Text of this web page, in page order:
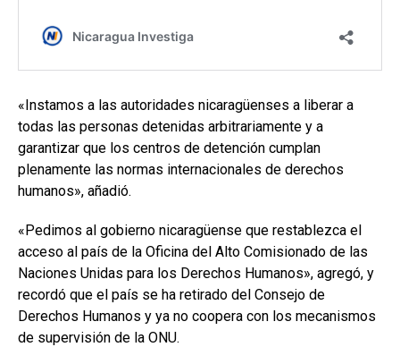
«Instamos a las autoridades nicaragüenses a liberar a
todas las personas detenidas arbitrariamente y a
garantizar que los centros de detención cumplan
plenamente las normas internacionales de derechos
humanos», añadió.
«Pedimos al gobierno nicaragüense que restablezca el
acceso al país de la Oficina del Alto Comisionado de las
Naciones Unidas para los Derechos Humanos», agregó, y
recordó que el país se ha retirado del Consejo de
Derechos Humanos y ya no coopera con los mecanismos
de supervisión de la ONU.